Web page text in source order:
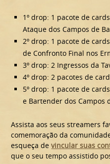
1º drop: 1 pacote de
Ataque dos Campos de
2º drop: 1 pacote de
de Confronto Final nos
3º drop: 2 Ingressos da
4º drop: 2 pacotes de
5º drop: 1 pacote de
e Bartender dos Campos
Assista aos seus streamers
comemoração da
esqueça devincular suas
que o seu tempo assistido